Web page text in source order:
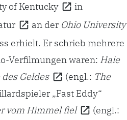
of Kentucky
in
an der Ohio University
erhielt. Er schrieb mehrere
Verfilmungen waren: Haie
Geldes (engl.: The
„Fast Eddy“
vom Himmel fiel
(engl.: